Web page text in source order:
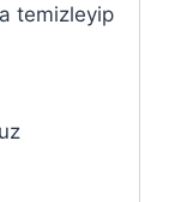
temizleyip